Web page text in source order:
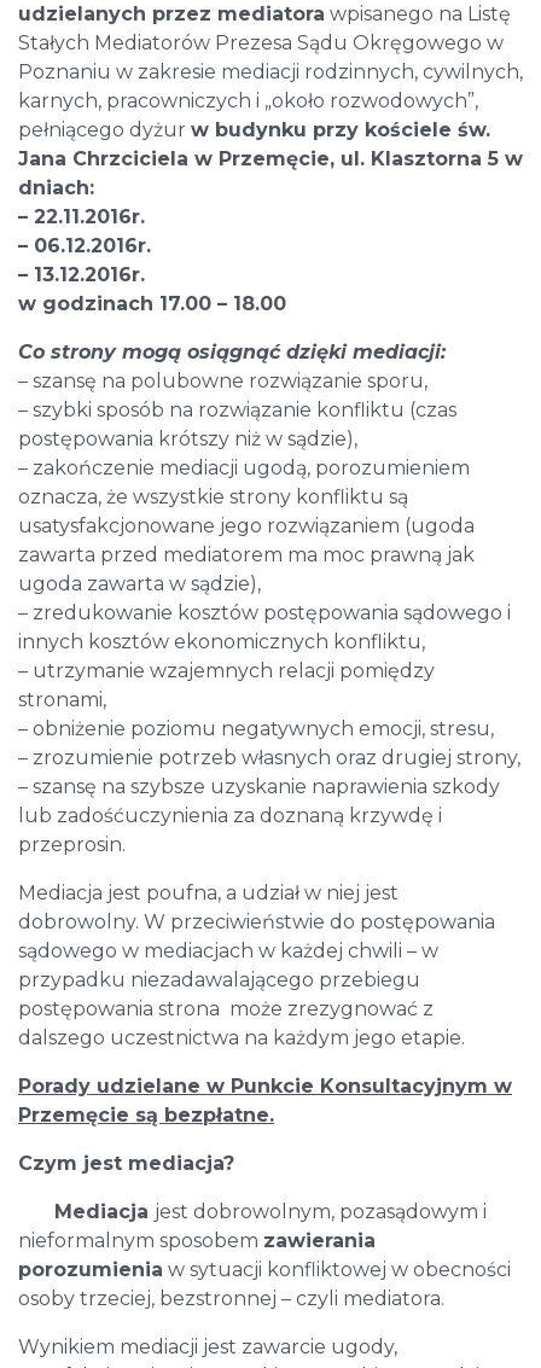
udzielanych przez mediatora wpisanego na Listę
Stałych Mediatorów Prezesa Sądu Okręgowego w
Poznaniu w zakresie mediacji rodzinnych, cywilnych,
karnych, pracowniczych i „około rozwodowych”,
pełniącego dyżur w budynku przy kościele św.
Jana Chrzciciela w Przemęcie, ul. Klasztorna 5 w
dniach:
– 22.11.2016r.
– 06.12.2016r.
– 13.12.2016r.
w godzinach 17.00 – 18.00
Co strony mogą osiągnąć dzięki mediacji:
– szansę na polubowne rozwiązanie sporu,
– szybki sposób na rozwiązanie konfliktu (czas
postępowania krótszy niż w sądzie),
– zakończenie mediacji ugodą, porozumieniem
oznacza, że wszystkie strony konfliktu są
usatysfakcjonowane jego rozwiązaniem (ugoda
zawarta przed mediatorem ma moc prawną jak
ugoda zawarta w sądzie),
– zredukowanie kosztów postępowania sądowego i
innych kosztów ekonomicznych konfliktu,
– utrzymanie wzajemnych relacji pomiędzy
stronami,
– obniżenie poziomu negatywnych emocji, stresu,
– zrozumienie potrzeb własnych oraz drugiej strony,
– szansę na szybsze uzyskanie naprawienia szkody
lub zadośćuczynienia za doznaną krzywdę i
przeprosin.
Mediacja jest poufna, a udział w niej jest
dobrowolny. W przeciwieństwie do postępowania
sądowego w mediacjach w każdej chwili – w
przypadku niezadawalającego przebiegu
postępowania strona może zrezygnować z
dalszego uczestnictwa na każdym jego etapie.
Porady udzielane w Punkcie Konsultacyjnym w
Przemęcie są bezpłatne.
Czym jest mediacja?
Mediacja jest dobrowolnym, pozasądowym i
nieformalnym sposobem zawierania
porozumienia w sytuacji konfliktowej w obecności
osoby trzeciej, bezstronnej – czyli mediatora.
Wynikiem mediacji jest zawarcie ugody,